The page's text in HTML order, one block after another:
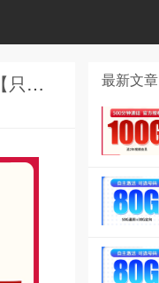
MF联通甜品卡29元150G+300分钟【发全国】和联通苏韵卡29元80G【两年优惠】【只发江苏】2026流量卡套餐哪个性价比最高？ 最新文章